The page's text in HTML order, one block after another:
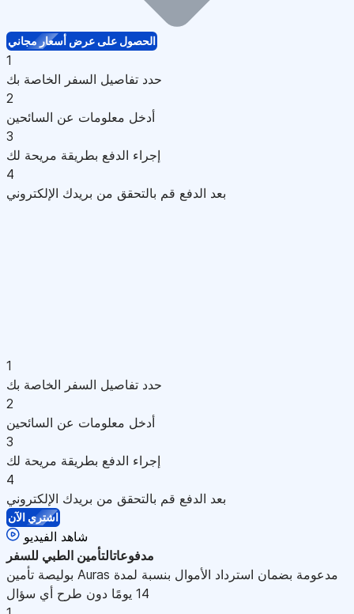
الحصول على عرض أسعار مجاني
1
حدد تفاصيل السفر الخاصة بك
2
أدخل معلومات عن السائحين
3
إجراء الدفع بطريقة مريحة لك
4
بعد الدفع قم بالتحقق من بريدك الإلكتروني
1
حدد تفاصيل السفر الخاصة بك
2
أدخل معلومات عن السائحين
3
إجراء الدفع بطريقة مريحة لك
4
بعد الدفع قم بالتحقق من بريدك الإلكتروني
اشتري الآن
شاهد الفيديو
مدفوعاتالتأمين الطبي للسفر
بوليصة تأمين Auras مدعومة بضمان استرداد الأموال بنسبة لمدة
14 يومًا دون طرح أي سؤال